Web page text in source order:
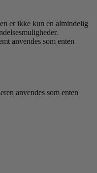
er ikke kun en almindelig
anvendes som enten
anvendes som enten